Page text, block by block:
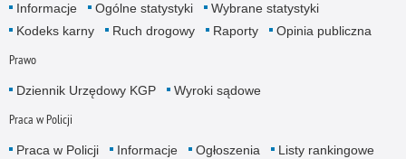
Informacje Ogólne statystyki
Wybrane statystyki
Kodeks karny
Ruch drogowy Raporty Opinia publiczna
Prawo
Dziennik Urzędowy KGP Wyroki sądowe
Praca w Policji
Praca w Policji Informacje Ogłoszenia
Listy rankingowe